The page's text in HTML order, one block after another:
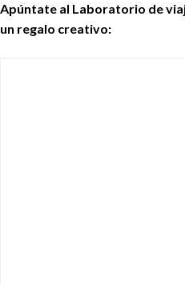
Apúntate al Laboratorio de
un regalo creativo: